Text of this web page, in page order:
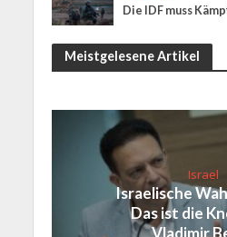
Die IDF muss
Meistgelesene Artikel
Israel
Israelische
Das ist die
Vladimir